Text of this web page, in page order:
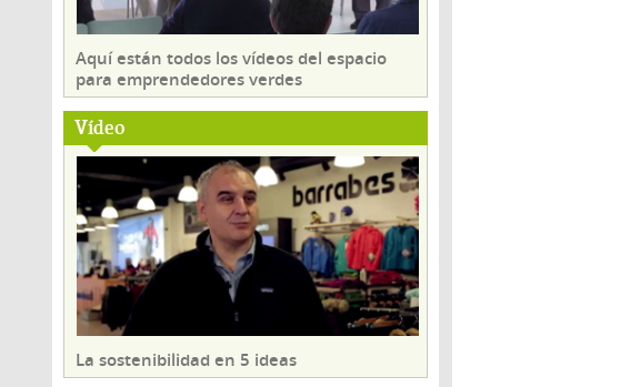
Aquí están todos los vídeos del espacio
para emprendedores verdes
Vídeo
La sostenibilidad en 5 ideas